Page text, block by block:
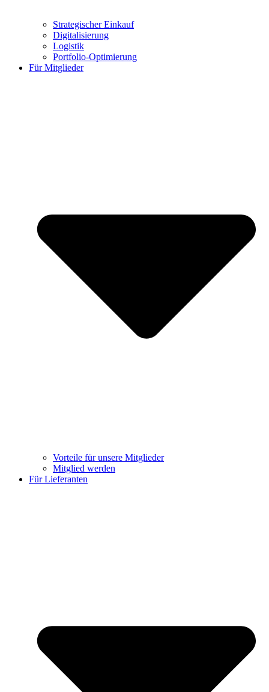
Strategischer Einkauf
Digitalisierung
Logistik
Portfolio-Optimierung
Für Mitglieder
Vorteile für unsere Mitglieder
Mitglied werden
Für Lieferanten